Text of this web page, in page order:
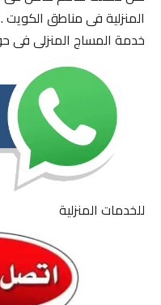
المنزلية فى مناطق الكويت .
خدمة المساج المنزلى فى
للخدمات المنزلية